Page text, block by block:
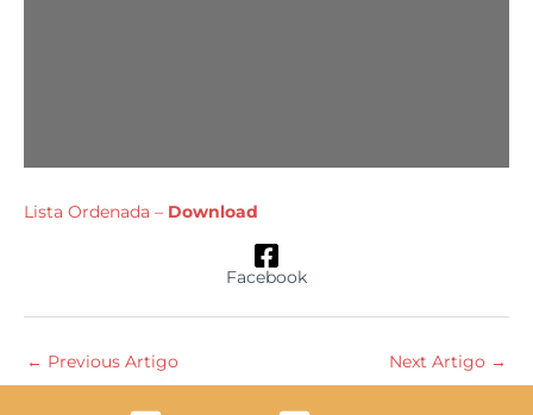
Lista Ordenada – Download
Facebook
← Previous Artigo Next Artigo →